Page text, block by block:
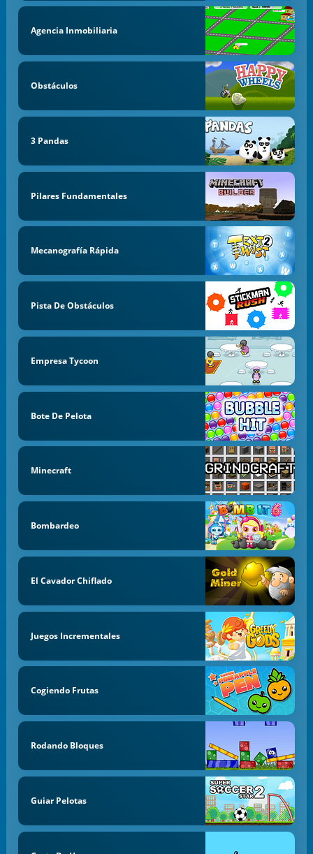
Agencia Inmobiliaria
Obstáculos
3 Pandas
Pilares Fundamentales
Mecanografía Rápida
Pista De Obstáculos
Empresa Tycoon
Bote De Pelota
Minecraft
Bombardeo
El Cavador Chiflado
Juegos Incrementales
Cogiendo Frutas
Rodando Bloques
Guiar Pelotas